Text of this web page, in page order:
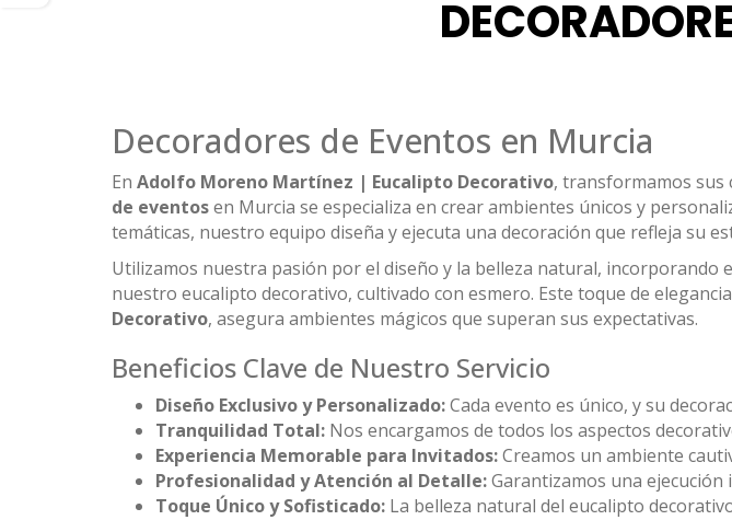
Decoradores de Eventos en Murcia
En Adolfo Moreno Martínez | Eucalipto Decorativo, transformamos sus
de eventosen Murcia se especializa en crear ambientes únicos y
temáticas, nuestro equipo diseña y ejecuta una decoración que refleja su
Utilizamos nuestra pasión por el diseño y la belleza natural, incorporando
nuestro eucalipto decorativo, cultivado con esmero. Este toque de
Decorativo, asegura ambientes mágicos que superan sus expectativas.
Beneficios Clave de Nuestro Servicio
Diseño Exclusivo y Personalizado:Cada evento es único, y su
Tranquilidad Total: Nos encargamos de todos los aspectos
Experiencia Memorable para Invitados:Creamos un ambiente
Profesionalidad y Atención al Detalle:Garantizamos una ejecución
Toque Único y Sofisticado: La belleza natural del eucalipto